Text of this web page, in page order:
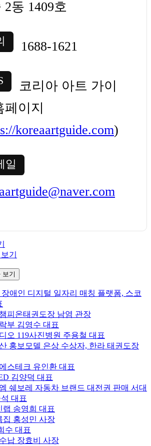
2동 1409호
1688-1621
코리아 아트 가이
페이지
koreaartguide.com)
일
보기
보기
애인 디지털 일자리 매칭 플랫폼, 스코
피온태권도장 남염 관장
부 김영수 대표
오 119사진병원 주용철 대표
홍보모델 은상 수상자, 한라 태권도장
스테크 유인환 대표
김양덕 대표
쉐보레 자동차 브랜드 대전권 판매 서대
대표
랩 송영희 대표
집 홍성민 사장
수 대표
납 장효비 사장